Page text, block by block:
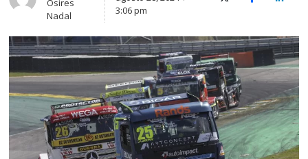
Osires
Nadal
3:06 pm